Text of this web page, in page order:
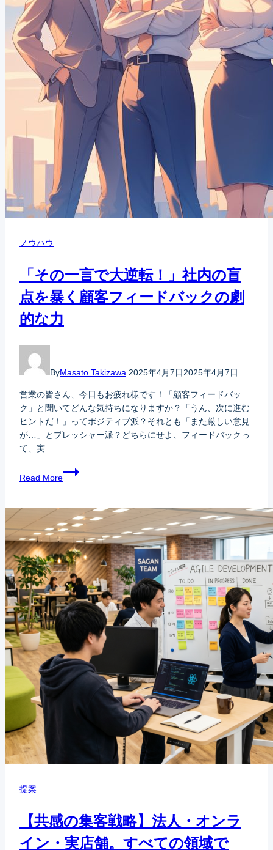
ノウハウ
「その一言で大逆転！」社内の盲
点を暴く顧客フィードバックの劇
的な力
ByMasato Takizawa 2025年4月7日2025年4月7日
営業の皆さん、今日もお疲れ様です！「顧客フィードバッ
ク」と聞いてどんな気持ちになりますか？「うん、次に進む
ヒントだ！」ってポジティブ派？それとも「また厳しい意見
が…」とプレッシャー派？どちらにせよ、フィードバックっ
て、実…
Read More
提案
【共感の集客戦略】法人・オンラ
イン・実店舗。すべての領域で